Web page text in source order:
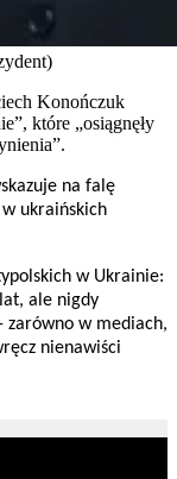
Konończuk
które „osiągnęły
na falę
ukraińskich
w Ukrainie:
ale nigdy
zarówno w mediach,
nienawiści